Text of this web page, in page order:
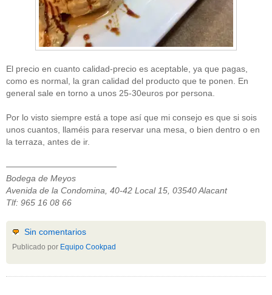
El precio en cuanto calidad-precio es aceptable, ya que pagas,
como es normal, la gran calidad del producto que te ponen. En
general sale en torno a unos 25-30euros por persona.
Por lo visto siempre está a tope así que mi consejo es que si sois
unos cuantos, llaméis para reservar una mesa, o bien dentro o en
la terraza, antes de ir.
—————————————
Bodega de Meyos
Avenida de la Condomina, 40-42 Local 15, 03540 Alacant
Tlf: 965 16 08 66
Sin comentarios
Publicado por Equipo Cookpad